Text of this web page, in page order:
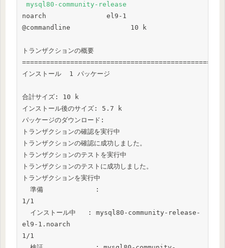
mysql80-community-release
noarch               el9-1
@commandline               10 k
トランザクションの概要
インストール  1 パッケージ
合計サイズ: 10 k
インストール後のサイズ: 5.7 k
パッケージのダウンロード:
トランザクションの確認を実行中
トランザクションの確認に成功しました。
トランザクションのテストを実行中
トランザクションのテストに成功しました。
トランザクションを実行中
1/1
el9-1.noarch
1/1